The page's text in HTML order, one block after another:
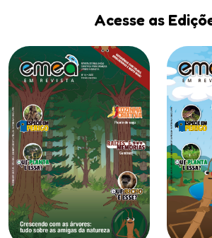
Acesse as